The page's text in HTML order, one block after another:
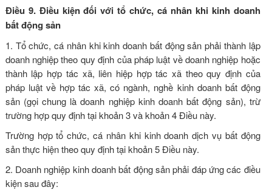
Điều 9. Điều kiện đối với tổ chức, cá nhân khi kinh doanh
bất động sản
1. Tổ chức, cá nhân khi kinh doanh bất động sản phải thành lập
doanh nghiệp theo quy định của pháp luật về doanh nghiệp hoặc
thành lập hợp tác xã, liên hiệp hợp tác xã theo quy định của
pháp luật về hợp tác xã, có ngành, nghề kinh doanh bất động
sản (gọi chung là doanh nghiệp kinh doanh bất động sản), trừ
trường hợp quy định tại khoản 3 và khoản 4 Điều này.
Trường hợp tổ chức, cá nhân khi kinh doanh dịch vụ bất động
sản thực hiện theo quy định tại khoản 5 Điều này.
2. Doanh nghiệp kinh doanh bất động sản phải đáp ứng các điều
kiện sau đây: